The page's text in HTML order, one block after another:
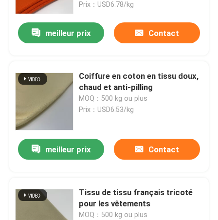
A propos de nous
Prix：USD6.78/kg
meilleur prix Contact
Coiffure en coton en tissu doux,
chaud et anti-pilling
MOQ：500 kg ou plus
Prix：USD6.53/kg
meilleur prix Contact
Tissu de tissu français tricoté
pour les vêtements
MOQ：500 kg ou plus